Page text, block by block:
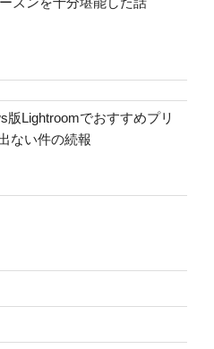
版Lightroomでおすすめプリ
ない件の続報